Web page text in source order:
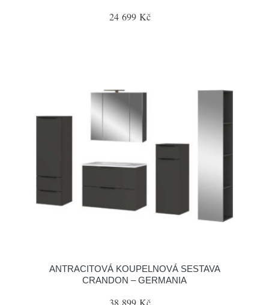
24 699 Kč
ANTRACITOVÁ KOUPELNOVÁ SESTAVA
CRANDON – GERMANIA
38 899 Kč